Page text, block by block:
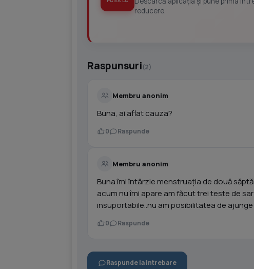
reducere.
Raspunsuri(2)
Membru anonim
Buna, ai aflat cauza?
0 Raspunde
Membru anonim
Buna îmi întârzie menstruația de două
acum nu îmi apare am făcut trei teste de
insuportabile..nu am posibilitatea de
0 Raspunde
Raspunde la intrebare